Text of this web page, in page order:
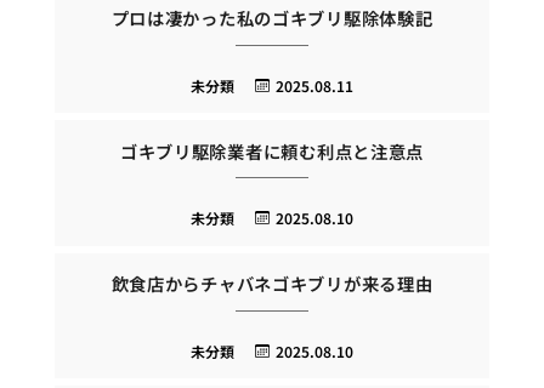
プロは凄かった私のゴキブリ駆除体験記
2025.08.11
未分類
ゴキブリ駆除業者に頼む利点と注意点
2025.08.10
未分類
飲食店からチャバネゴキブリが来る理由
2025.08.10
未分類